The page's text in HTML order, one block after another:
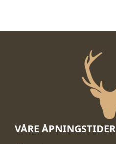
VÅRE ÅPNINGSTIDER